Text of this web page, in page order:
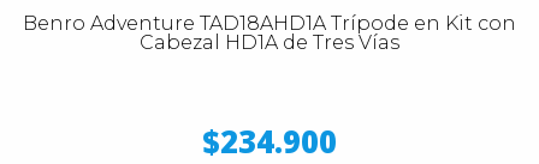
Benro Adventure TAD18AHD1A Trípode en Kit con
Cabezal HD1A de Tres Vías
$234.900